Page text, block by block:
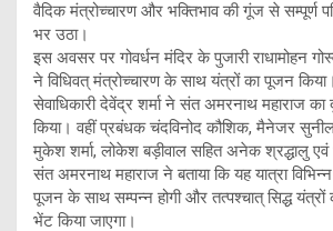
वैदिक मंत्रोच्चारण और भक्तिभाव की गूंज से सम्पूर्ण
भर उठा।
इस अवसर पर गोवर्धन मंदिर के पुजारी राधामोहन
ने विधिवत् मंत्रोच्चारण के साथ यंत्रों का पूजन
सेवाधिकारी देवेंद्र शर्मा ने संत अमरनाथ महाराज
किया। वहीं प्रबंधक चंदविनोद कौशिक, मैनेजर सुनील
मुकेश शर्मा, लोकेश बड़ीवाल सहित अनेक श्रद्धालु
संत अमरनाथ महाराज ने बताया कि यह यात्रा
पूजन के साथ सम्पन्न होगी और तत्पश्चात् सिद्ध यंत्रों
भेंट किया जाएगा।